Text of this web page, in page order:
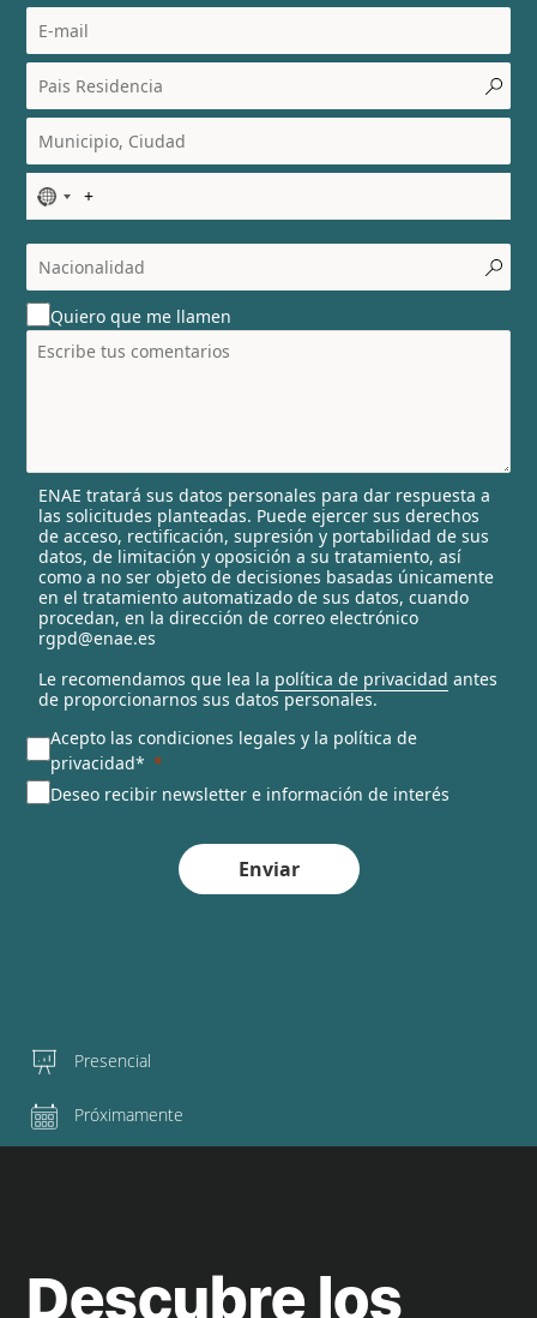
N
o
c
o
u
n
t
l
e
c
t
e
d
Quiero que me llamen
ENAE tratará sus datos personales para dar respuesta a
las solicitudes planteadas. Puede ejercer sus derechos
de acceso, rectificación, supresión y portabilidad de sus
datos, de limitación y oposición a su tratamiento, así
como a no ser objeto de decisiones basadas únicamente
en el tratamiento automatizado de sus datos, cuando
procedan, en la dirección de correo electrónico
rgpd@enae.es
Le recomendamos que lea la política de privacidad antes
de proporcionarnos sus datos personales.
Acepto las condiciones legales y la política de
privacidad*
Deseo recibir newsletter e información de interés
Enviar
Presencial
Próximamente
Descubre los